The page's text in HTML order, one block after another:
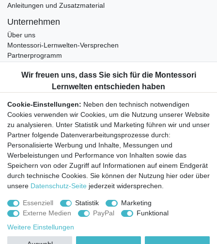
Anleitungen und Zusatzmaterial
Unternehmen
Über uns
Montessori-Lernwelten-Versprechen
Partnerprogramm
Bestellung widerrufen
Datenschutzerklärung
AGB
Impressum
Aktuelles rund um Montessori-Materialien und
Montessori-Pädagogik.
Kostenfreie wöchentliche Infos
Hiermit bestätige ich, dass ich dieDaten­schutz­erklärunggelesen habe. Sie
Abonnieren
© Copyright 2026 | Alle Rechte vorbehalten.
Cookie-Einstellungen: Neben den technisch notwendigen
Cookies verwenden wir Cookies, um die Nutzung unserer Website
zu analysieren. Unter Statistik und Marketing führen wir und unser
Partner folgende Datenverarbeitungsprozesse durch:
Personalisierte Werbung und Inhalte, Messungen und
Werbeleistungen und Performance von Inhalten sowie das
Speichern von oder Zugriff auf Informationen auf einem Endgerät
durch technische Cookies. Sie können der Nutzung hier oder über
unsere Datenschutz-Seite jederzeit widersprechen.
Essenziell Statistik
Marketing
Externe Medien
PayPal
Funktional
Weitere Einstellungen